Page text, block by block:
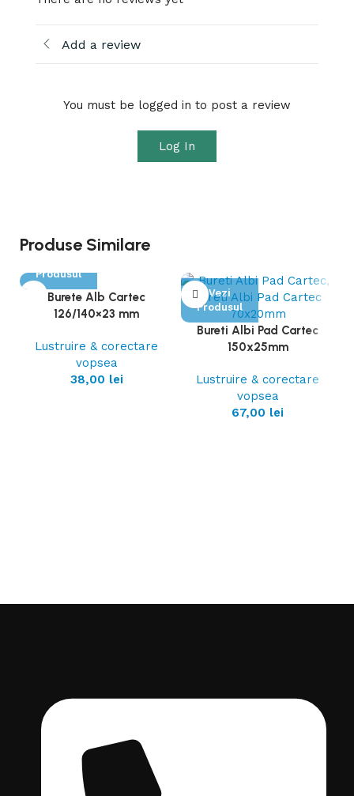
Add a review
You must be logged in to post a review
Log In
Produse Similare
Produsul
Burete Alb Cartec
126/140×23 mm
Lustruire & corectare
vopsea
38,00 lei
Vezi
Produsul
Bureti Albi Pad Cartec
150x25mm
Lustruire & corectare
vopsea
67,00 lei